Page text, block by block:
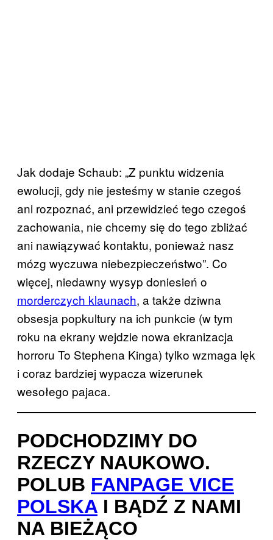
Jak dodaje Schaub: „Z punktu widzenia
ewolucji, gdy nie jesteśmy w stanie czegoś
ani rozpoznać, ani przewidzieć tego czegoś
zachowania, nie chcemy się do tego zbliżać
ani nawiązywać kontaktu, ponieważ nasz
mózg wyczuwa niebezpieczeństwo”. Co
więcej, niedawny wysyp doniesień o
morderczych klaunach, a także dziwna
obsesja popkultury na ich punkcie (w tym
roku na ekrany wejdzie nowa ekranizacja
horroru To Stephena Kinga) tylko wzmaga lęk
i coraz bardziej wypacza wizerunek
wesołego pajaca.
PODCHODZIMY DO
RZECZY NAUKOWO.
POLUB FANPAGE VICE
POLSKA I BĄDŹ Z NAMI
NA BIEŻĄCO